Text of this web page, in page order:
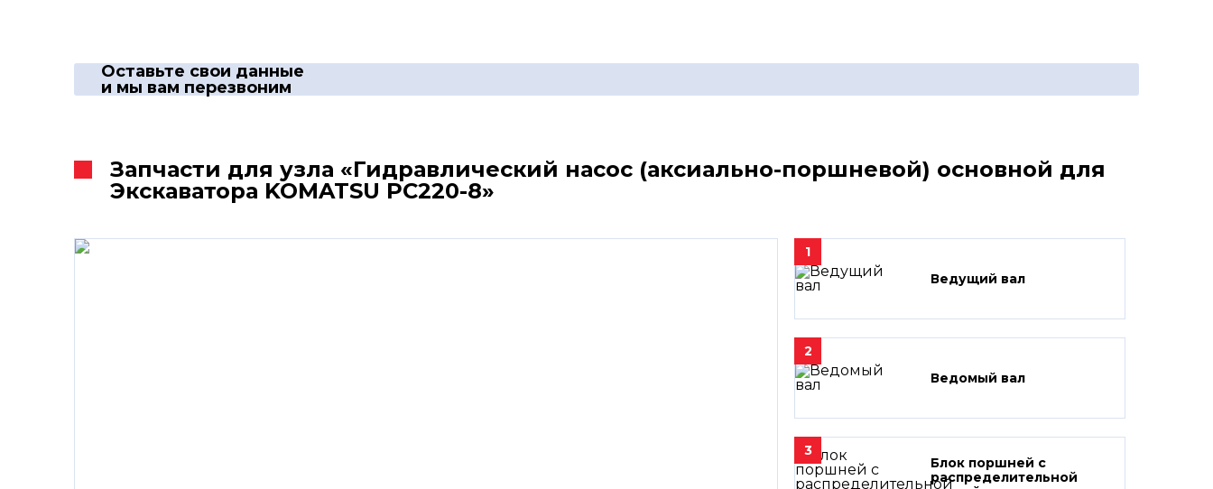
Оставьте свои данные
и мы вам перезвоним
Запчасти для узла «Гидравлический насос (аксиально-поршневой) основной для
Экскаватора KOMATSU PC220-8»
1
Ведущий вал
2
Ведомый вал
3
Блок поршней c
распределительной